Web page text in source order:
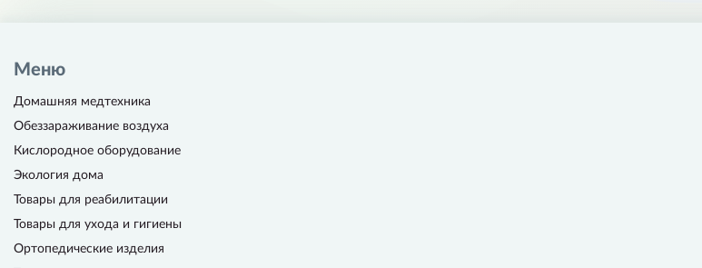
Меню
Домашняя медтехника
Обеззараживание воздуха
Кислородное оборудование
Экология дома
Товары для реабилитации
Товары для ухода и гигиены
Ортопедические изделия